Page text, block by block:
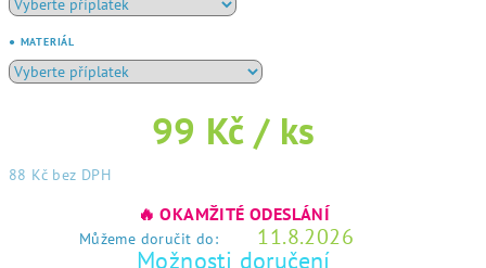
● MATERIÁL
99 Kč / ks
88 Kč bez DPH
🔥 OKAMŽITÉ ODESLÁNÍ
Můžeme doručit do: 11.8.2026
Možnosti doručení